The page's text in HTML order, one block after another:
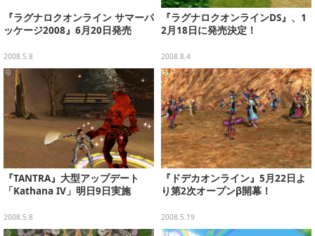
『ラグナロクオンライン サマーパ
ッケージ2008』6月20日発売
2008.5.8
『ラグナロクオンラインDS』、1
2月18日に発売決定！
2008.8.4
『TANTRA』大型アップデート
「Kathana IV」明日9日実施
2008.5.8
『ドデカオンライン』5月22日よ
り第2次オープンβ開幕！
2008.5.19